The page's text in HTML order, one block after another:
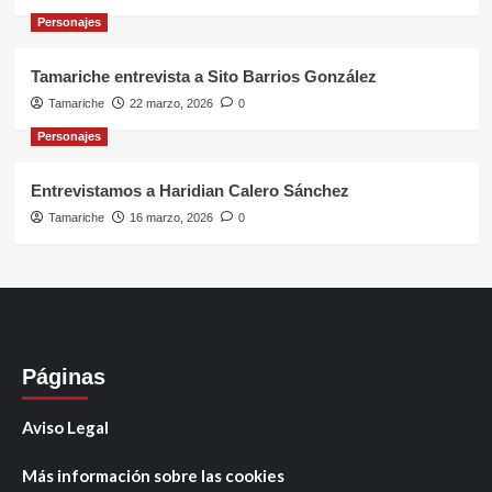
Personajes
Tamariche entrevista a Sito Barrios González
Tamariche 22 marzo, 2026 0
Personajes
Entrevistamos a Haridian Calero Sánchez
Tamariche 16 marzo, 2026 0
Páginas
Aviso Legal
Más información sobre las cookies